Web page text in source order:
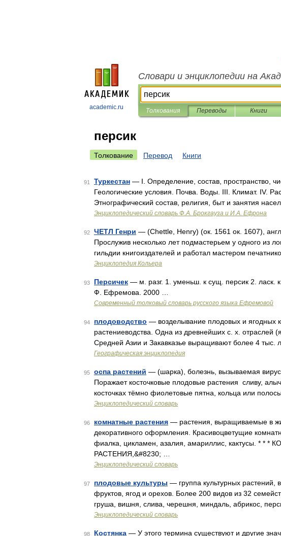
academic.ru
Словари и энциклопедии на
Толкования Переводы Книги
персик
Толкование Перевод Книги
91 Туркестан — I. Определение, состав, пространство,
Геологические условия. Почва. Воды. III. Климат. IV.
Этнографический состав, религия, быт и занятия
Энциклопедический словарь Ф.А. Брокгауза и И.А. Ефрона
92 ЧЕТЛ Генри — (Chettle, Henry) (ок. 1561 ок. 1607),
Прослужив несколько лет подмастерьем у одного из
гильдии книгоиздателей и работал мастером
Энциклопедия Кольера
93 Персичек — м. разг. 1. уменьш. к сущ. персик 2. ласк.
Ф. Ефремова. 2000 …
Современный толковый словарь русского языка Ефремовой
94 плодоводство — возделывание плодовых и ягодных
растениеводства. Одна из древнейших с. х. отраслей
Средней Азии и Закавказье выращивают более 4 тыс.
Географическая энциклопедия
95 оспа растений — (шарка), болезнь, вызываемая
Поражает косточковые плодовые растения сливу,
косточках тёмно фиолетовые пятна, кольца или
Энциклопедический словарь
96 комнатные растения — растения, выращиваемые в
декоративного оформления. Красивоцветущие
фиалка, цикламен, азалия, амариллис, кактусы. *
РАСТЕНИЯ,&#8230; …
Энциклопедический словарь
97 плодовые культуры — группа культурных растений,
фруктов, ягод и орехов. Более 200 видов из 32
груша, вишня, слива, черешня, миндаль, абрикос,
Энциклопедический словарь
98 Костянка — У этого термина существуют и другие